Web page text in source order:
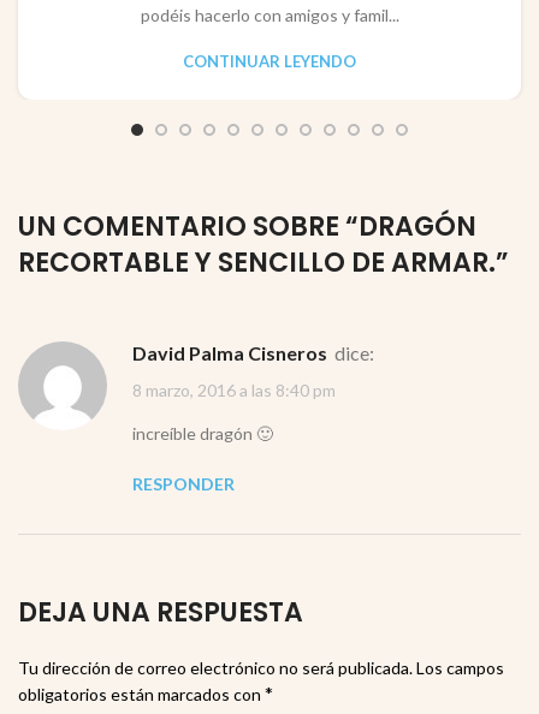
podéis hacerlo con amigos y famil...
CONTINUAR LEYENDO
UN COMENTARIO SOBRE “DRAGÓN
RECORTABLE Y SENCILLO DE ARMAR.”
David Palma Cisneros dice:
8 marzo, 2016 a las 8:40 pm
increíble dragón 🙂
RESPONDER
DEJA UNA RESPUESTA
Tu dirección de correo electrónico no será publicada.Los campos
obligatorios están marcados con *